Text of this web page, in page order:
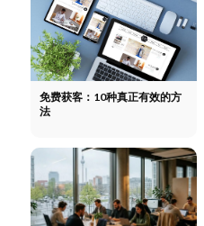
免费获客：10种真正有效的方
法